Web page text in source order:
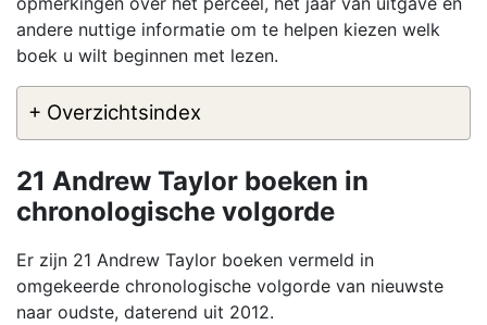
andere nuttige informatie om te helpen kiezen welk
boek u wilt beginnen met lezen.
+ Overzichtsindex
21 Andrew Taylor boeken in
chronologische volgorde
Er zijn 21 Andrew Taylor boeken vermeld in
omgekeerde chronologische volgorde van nieuwste
naar oudste, daterend uit 2012.